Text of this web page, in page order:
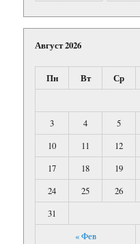
Август 2026
Пн Вт Ср
« Фев
3
4 5
10
11 12
17
18 19
24
25 26
31